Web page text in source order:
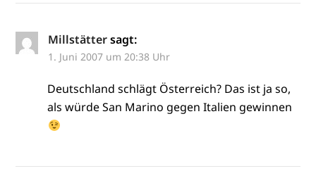
Millstätter sagt:
1. Juni 2007 um 20:38 Uhr
Deutschland schlägt Österreich? Das ist ja so,
als würde San Marino gegen Italien gewinnen